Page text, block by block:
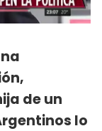
de un
lo